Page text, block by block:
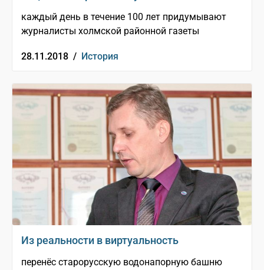
каждый день в течение 100 лет придумывают
журналисты холмской районной газеты
28.11.2018 / История
Из реальности в виртуальность
перенёс старорусскую водонапорную башню